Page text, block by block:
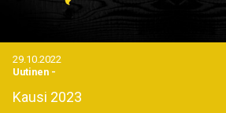
29.10.2022
Uutinen -
Kausi 2023